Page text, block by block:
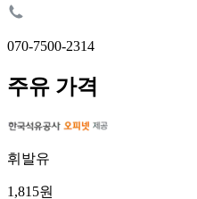
070-7500-2314
주유 가격
휘발유
1,815원